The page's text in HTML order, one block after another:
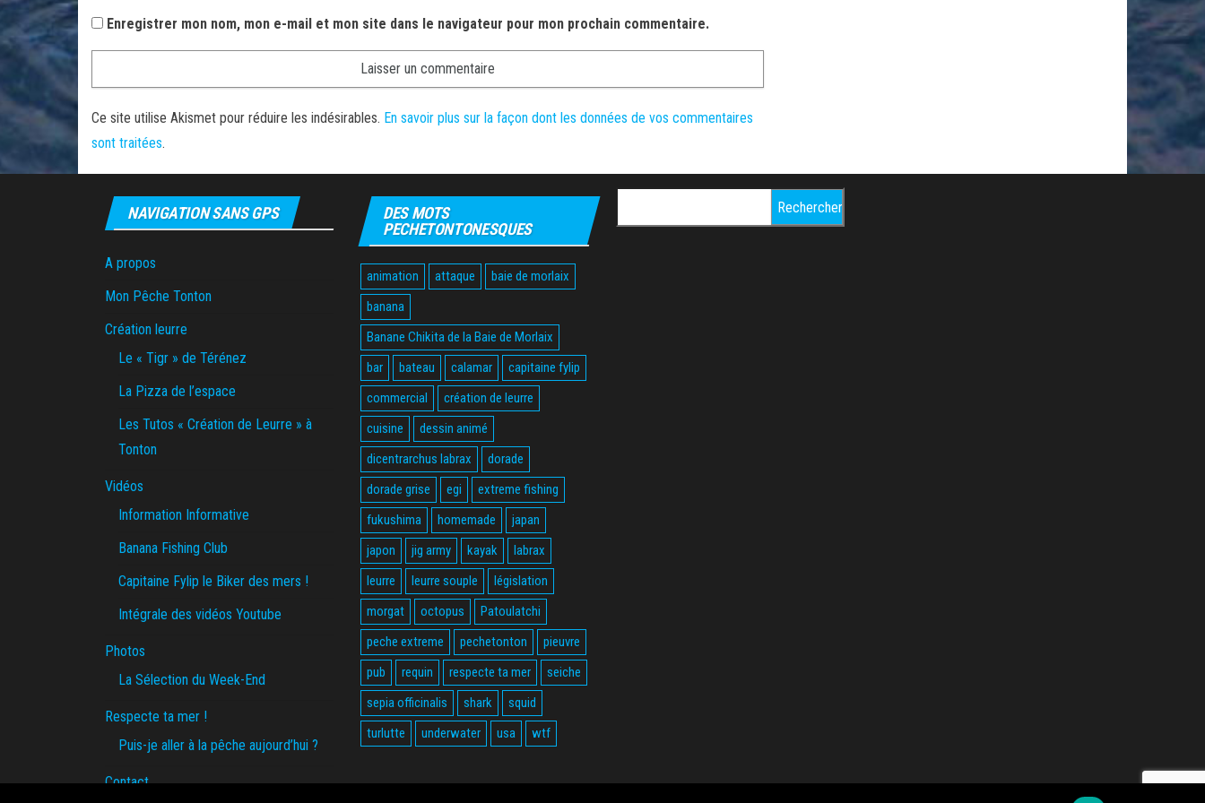
Enregistrer mon nom, mon e-mail et mon site dans le navigateur pour mon prochain commentaire.
Ce site utilise Akismet pour réduire les indésirables. En savoir plus sur la façon dont les données de vos commentaires
sont traitées.
NAVIGATION SANS GPS
A propos
Mon Pêche Tonton
Création leurre
Le « Tigr » de Térénez
La Pizza de l’espace
Les Tutos « Création de Leurre » à
Tonton
Vidéos
Information Informative
Banana Fishing Club
Capitaine Fylip le Biker des mers !
Intégrale des vidéos Youtube
Photos
La Sélection du Week-End
Respecte ta mer !
Puis-je aller à la pêche aujourd’hui ?
Contact
DES MOTS
PECHETONTONESQUES
animation attaque
baie de morlaix
banana
Banane Chikita de la Baie de Morlaix
bar
bateau calamar
capitaine fylip
commercial
création de leurre
cuisine
dessin animé
dicentrarchus labrax
dorade
dorade grise
egi
extreme fishing
fukushima
homemade
japan
japon
jig army kayak
labrax
leurre
leurre souple
législation
morgat
octopus
Patoulatchi
peche extreme
pechetonton
pieuvre
pub
requin respecte ta mer
seiche
sepia officinalis
shark
squid
turlutte
underwater usa wtf